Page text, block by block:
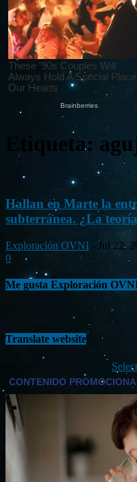
Etiqueta:
Hallan en Marte la
subterránea. ¿La
Exploración OVNI - Jul 22,
0
Me gusta Exploración
Translate website